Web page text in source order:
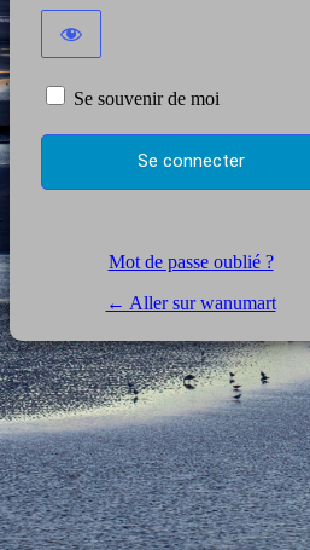
Se souvenir de moi
Mot de passe oublié ?
← Aller sur wanumart